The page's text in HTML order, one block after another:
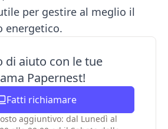
per gestire al meglio il
energetico.
di aiuto con le tue
Papernest!
Fatti richiamare
aggiuntivo: dal Lunedì al